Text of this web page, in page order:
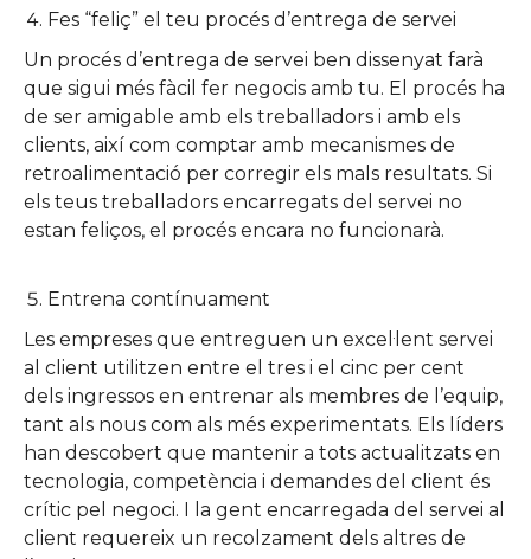
Fes “feliç” el teu procés d’entrega de servei
Un procés d’entrega de servei ben dissenyat farà
que sigui més fàcil fer negocis amb tu. El procés ha
de ser amigable amb els treballadors i amb els
clients, així com comptar amb mecanismes de
retroalimentació per corregir els mals resultats. Si
els teus treballadors encarregats del servei no
estan feliços, el procés encara no funcionarà.
Entrena contínuament
Les empreses que entreguen un excel·lent servei
al client utilitzen entre el tres i el cinc per cent
dels ingressos en entrenar als membres de l’equip,
tant als nous com als més experimentats. Els líders
han descobert que mantenir a tots actualitzats en
tecnologia, competència i demandes del client és
crític pel negoci. I la gent encarregada del servei al
client requereix un recolzament dels altres de